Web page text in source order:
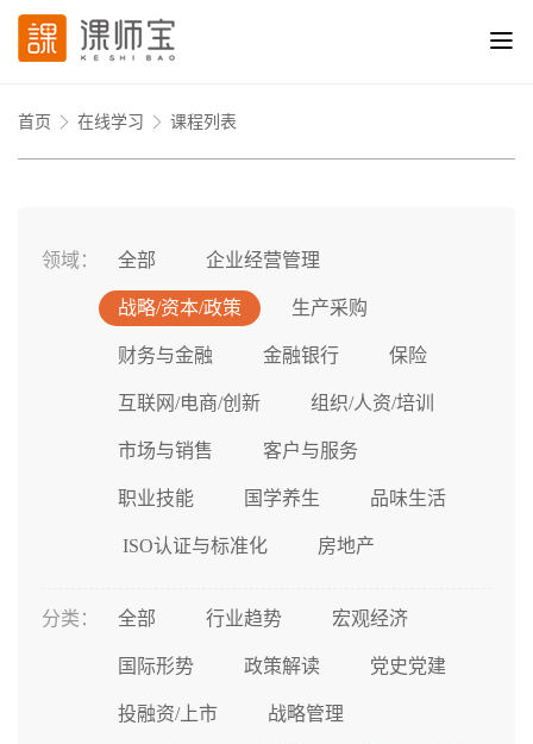
首页 在线学习 课程列表
领域： 全部 企业经营管理
战略/资本/政策 生产采购
财务与金融 金融银行 保险
互联网/电商/创新 组织/人资/培训
市场与销售 客户与服务
职业技能 国学养生 品味生活
ISO认证与标准化 房地产
分类： 全部 行业趋势 宏观经济
国际形势 政策解读 党史党建
投融资/上市 战略管理